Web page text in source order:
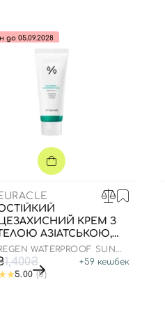
до 05.09.2028
КРЕМ З
АЗІАТСЬКОЮ,
ДО 05.09.2028
WATERPROOF SUN
PA++++
1,400₴ +59 кешбек
5.00 (5)